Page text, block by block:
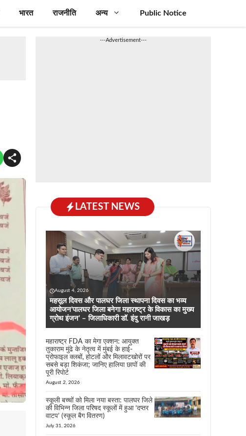
भारत राजनीति अन्य Public Notice
---Advertisement---
LATEST NEWS
August 4, 2026
महसूल दिवस और पालघर जिला स्थापना दिवस का भव्य
आयोजन’पालघर जिला बनेगा महाराष्ट्र के विकास का मुख्य
ग्रोथ इंजन’ – जिलाधिकारी डॉ. इंदु रानी जाखड़
महाराष्ट्र FDA का मेगा एक्शन: आयुक्त
तुकाराम मुंढे के नेतृत्व में मुंबई के हाई-
प्रोफाइल क्लबों, होटलों और मिलावटखोरों पर
सबसे बड़ा शिकंजा; जानिए हालिया छापों की
पूरी रिपोर्ट
August 2, 2026
स्कूली बच्चों को मिला नया बस्ता: पालघर जिले
की विभिन्न जिला परिषद स्कूलों में हुआ ‘दप्तर
वाटप’ (स्कूल बैग वितरण)
July 31, 2026